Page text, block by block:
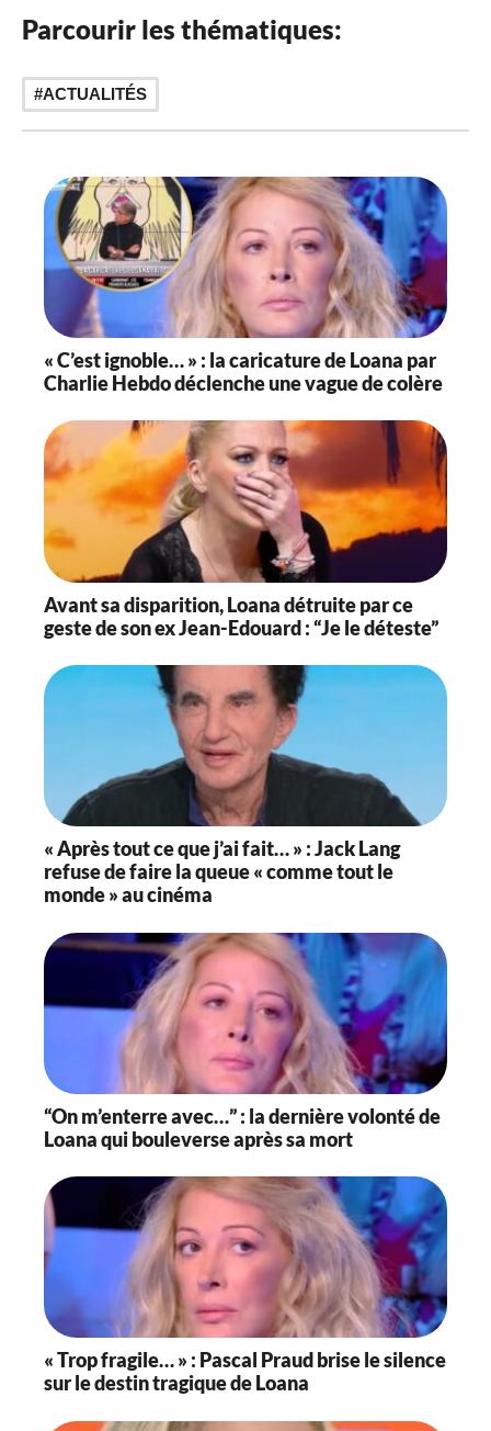
Parcourir les thématiques:
ACTUALITÉS
« C’est ignoble… » : la caricature de Loana par
Charlie Hebdo déclenche une vague de colère
Avant sa disparition, Loana détruite par ce
geste de son ex Jean-Edouard : “Je le déteste”
« Après tout ce que j’ai fait… » : Jack Lang
refuse de faire la queue « comme tout le
monde » au cinéma
“On m’enterre avec…” : la dernière volonté de
Loana qui bouleverse après sa mort
« Trop fragile… » : Pascal Praud brise le silence
sur le destin tragique de Loana